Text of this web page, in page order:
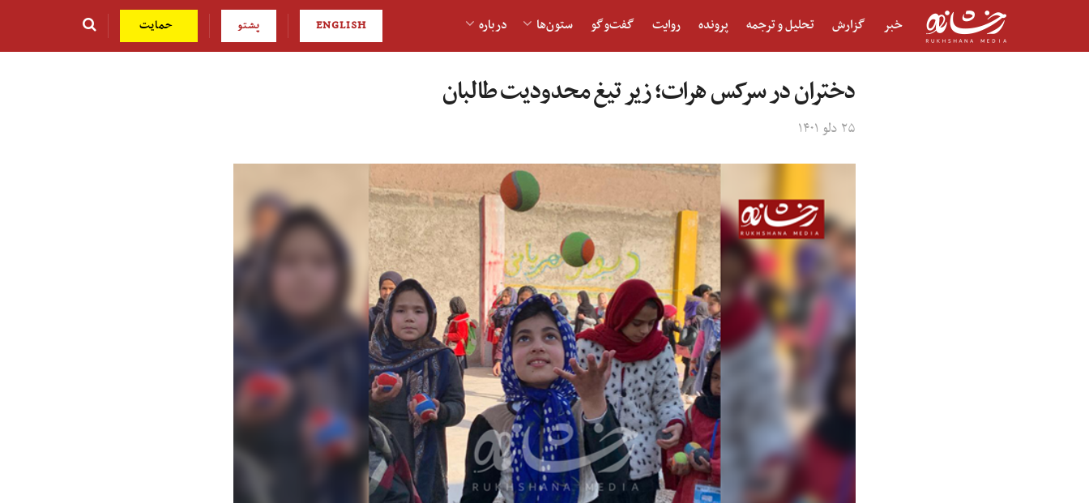
خبر گزارش تحلیل و ترجمه پرونده روایت گفت‌و‎گو ستون‌ها درباره ENGLISH پشتو حمایت
دختران در سرکس هرات؛ زیر تیغ محدودیت طالبان
۲۵ دلو ۱۴۰۱